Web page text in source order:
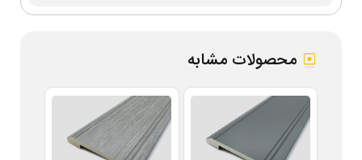
محصولات مشابه